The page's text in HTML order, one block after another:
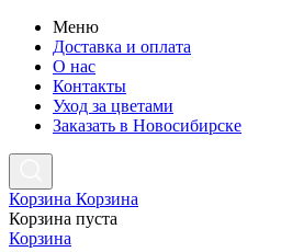
Меню
Доставка и оплата
О нас
Контакты
Уход за цветами
Заказать в Новосибирске
Корзина Корзина
Корзина пуста
Корзина